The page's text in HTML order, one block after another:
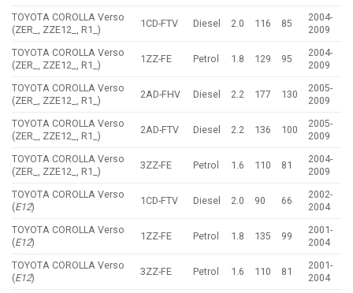
TOYOTA COROLLA Verso
(ZER_, ZZE12_, R1_)
1CD-FTV Diesel 2.0 116 85
2004-
2009
TOYOTA COROLLA Verso
(ZER_, ZZE12_, R1_)
1ZZ-FE Petrol 1.8 129 95
2004-
2009
TOYOTA COROLLA Verso
(ZER_, ZZE12_, R1_)
2AD-FHV Diesel 2.2 177 130
2005-
2009
TOYOTA COROLLA Verso
(ZER_, ZZE12_, R1_)
2AD-FTV Diesel 2.2 136 100
2005-
2009
TOYOTA COROLLA Verso
(ZER_, ZZE12_, R1_)
3ZZ-FE Petrol 1.6 110 81
2004-
2009
TOYOTA COROLLA Verso
(E12)
1CD-FTV Diesel 2.0 90 66
2002-
2004
TOYOTA COROLLA Verso
(E12)
1ZZ-FE Petrol 1.8 135 99
2001-
2004
TOYOTA COROLLA Verso
(E12)
3ZZ-FE Petrol 1.6 110 81
2001-
2004